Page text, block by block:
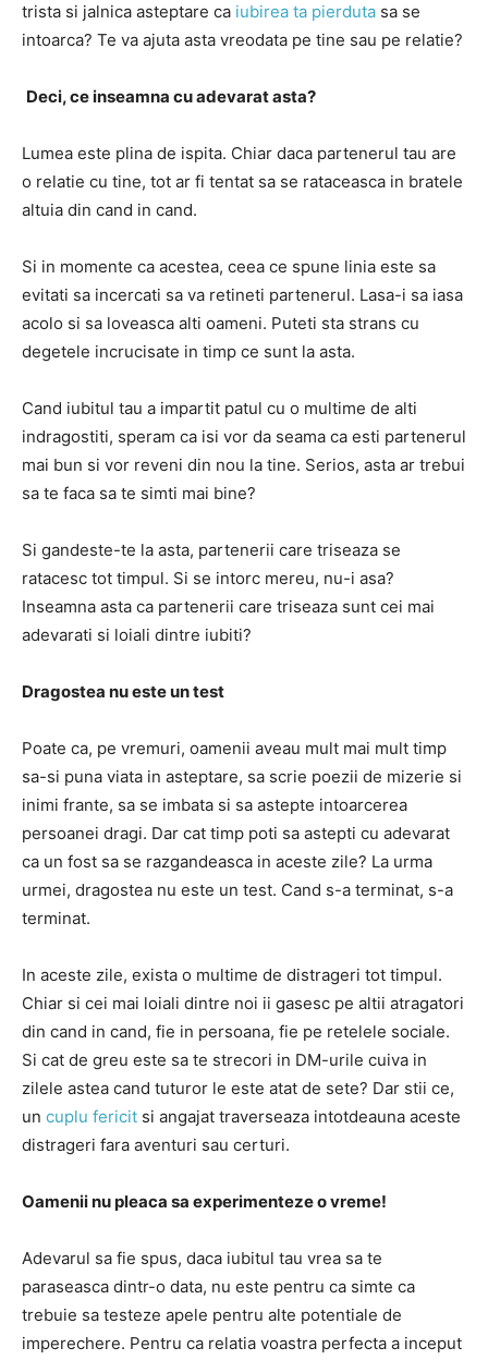
trista si jalnica asteptare ca iubirea ta pierduta sa se
intoarca? Te va ajuta asta vreodata pe tine sau pe relatie?
Deci, ce inseamna cu adevarat asta?
Lumea este plina de ispita. Chiar daca partenerul tau are
o relatie cu tine, tot ar fi tentat sa se rataceasca in bratele
altuia din cand in cand.
Si in momente ca acestea, ceea ce spune linia este sa
evitati sa incercati sa va retineti partenerul. Lasa-i sa iasa
acolo si sa loveasca alti oameni. Puteti sta strans cu
degetele incrucisate in timp ce sunt la asta.
Cand iubitul tau a impartit patul cu o multime de alti
indragostiti, speram ca isi vor da seama ca esti partenerul
mai bun si vor reveni din nou la tine. Serios, asta ar trebui
sa te faca sa te simti mai bine?
Si gandeste-te la asta, partenerii care triseaza se
ratacesc tot timpul. Si se intorc mereu, nu-i asa?
Inseamna asta ca partenerii care triseaza sunt cei mai
adevarati si loiali dintre iubiti?
Dragostea nu este un test
Poate ca, pe vremuri, oamenii aveau mult mai mult timp
sa-si puna viata in asteptare, sa scrie poezii de mizerie si
inimi frante, sa se imbata si sa astepte intoarcerea
persoanei dragi. Dar cat timp poti sa astepti cu adevarat
ca un fost sa se razgandeasca in aceste zile? La urma
urmei, dragostea nu este un test. Cand s-a terminat, s-a
terminat.
In aceste zile, exista o multime de distrageri tot timpul.
Chiar si cei mai loiali dintre noi ii gasesc pe altii atragatori
din cand in cand, fie in persoana, fie pe retelele sociale.
Si cat de greu este sa te strecori in DM-urile cuiva in
zilele astea cand tuturor le este atat de sete? Dar stii ce,
un cuplu fericit si angajat traverseaza intotdeauna aceste
distrageri fara aventuri sau certuri.
Oamenii nu pleaca sa experimenteze o vreme!
Adevarul sa fie spus, daca iubitul tau vrea sa te
paraseasca dintr-o data, nu este pentru ca simte ca
trebuie sa testeze apele pentru alte potentiale de
imperechere. Pentru ca relatia voastra perfecta a inceput